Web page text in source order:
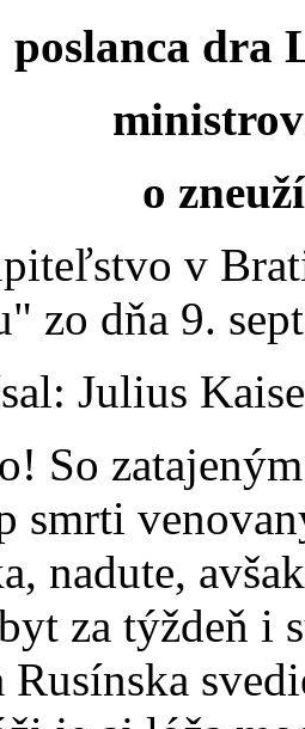
poslanca dra
o
v
zo dňa 9.
Julius
So
smrti
nadute,
za týždeň i
Rusínska